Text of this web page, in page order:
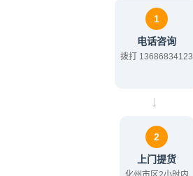
1
电话咨询
拨打 13686834123
→
2
上门提货